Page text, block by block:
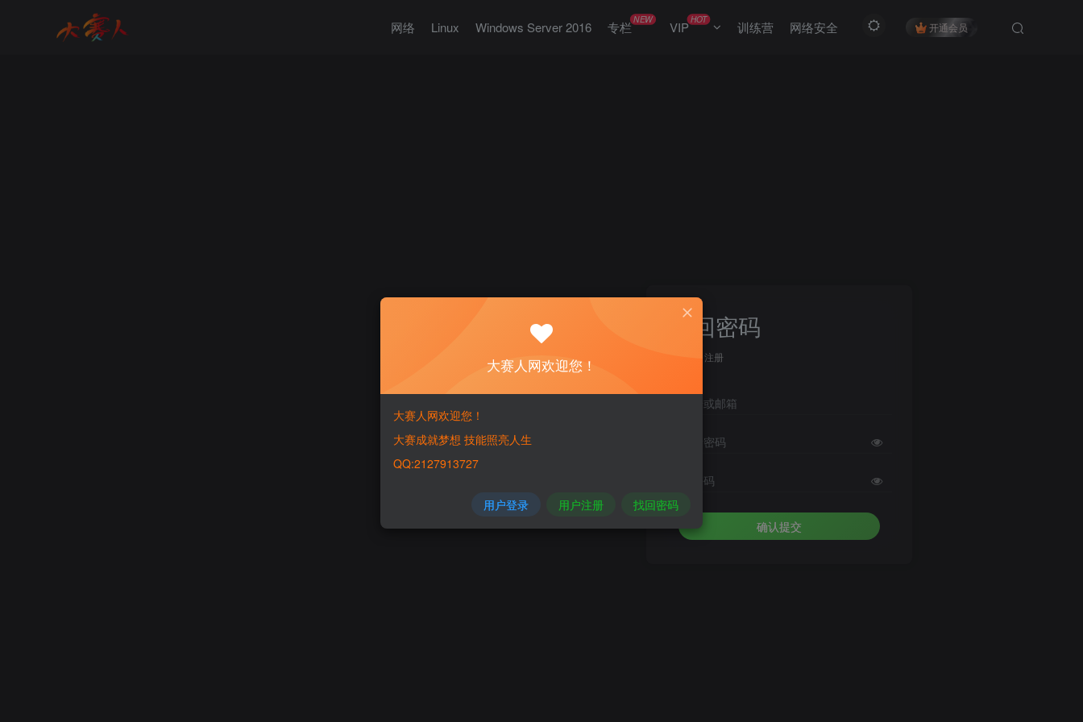
开通会员
网络 Linux Windows Server 2016 专栏NEW VIPHOT 训练营 网络安全
找回密码
注册
手机号或邮箱
设置新密码
重复密码
确认提交
大赛人网欢迎您！
大赛人网欢迎您！
大赛成就梦想 技能照亮人生
QQ:2127913727
用户登录 用户注册 找回密码